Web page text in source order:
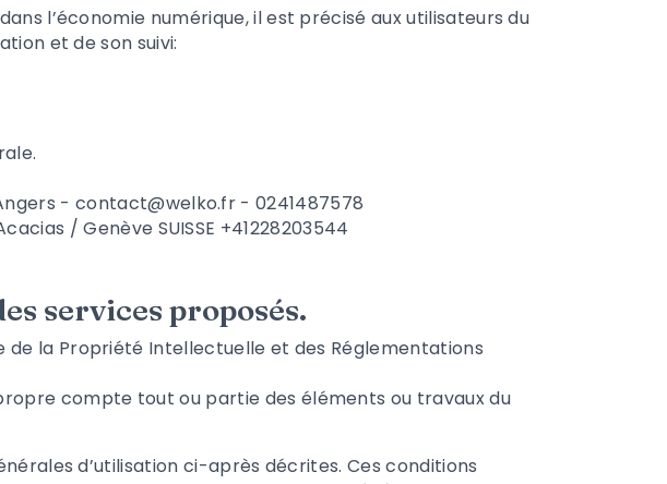
l’économie numérique, il est précisé aux utilisateurs du
et de son suivi:
- contact@welko.fr - 0241487578
/ Genève SUISSE +41228203544
services proposés.
de la Propriété Intellectuelle et des Réglementations
compte tout ou partie des éléments ou travaux du
d’utilisation ci-après décrites. Ces conditions